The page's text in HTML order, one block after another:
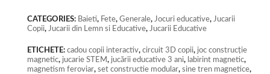
CATEGORIES: Baieti, Fete, Generale, Jocuri educative, Jucarii
Copii, Jucarii din Lemn si Educative, Jucarii Educative
ETICHETE: cadou copii interactiv, circuit 3D copii, joc construcție
magnetic, jucarie STEM, jucării educative 3 ani, labirint magnetic,
magnetism feroviar, set constructie modular, sine tren magnetice,